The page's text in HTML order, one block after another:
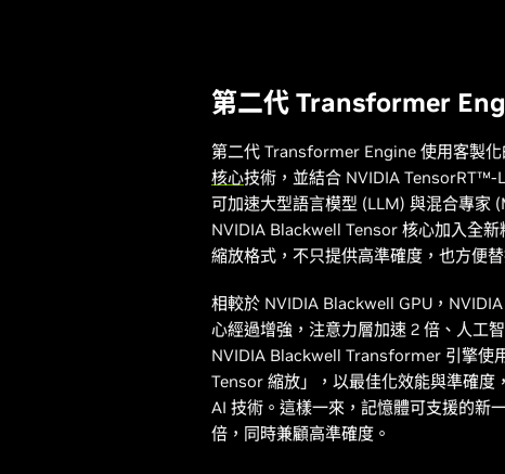
第二代 Transformer
第二代 Transformer Engine 使用客製化
核心技術，並結合 NVIDIA TensorRT™-
可加速大型語言模型 (LLM) 與混合專家
NVIDIA Blackwell Tensor 核心加入全
縮放格式，不只提供高準確度，也方便
相較於 NVIDIA Blackwell GPU，
心經過增強，注意力層加速 2 倍、人工
NVIDIA Blackwell Transformer 引擎使
Tensor 縮放」，以最佳化效能與準確度
AI 技術。這樣一來，記憶體可支援的新
倍，同時兼顧高準確度。